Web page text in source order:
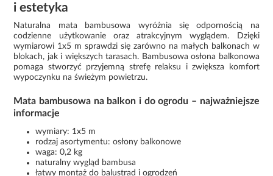
i estetyka
Naturalna mata bambusowa wyróżnia się odpornością na
codzienne użytkowanie oraz atrakcyjnym wyglądem. Dzięki
wymiarowi 1x5 m sprawdzi się zarówno na małych balkonach w
blokach, jak i większych tarasach. Bambusowa osłona balkonowa
pomaga stworzyć przyjemną strefę relaksu i zwiększa komfort
wypoczynku na świeżym powietrzu.
Mata bambusowa na balkon i do ogrodu – najważniejsze
informacje
wymiary: 1x5 m
rodzaj asortymentu: osłony balkonowe
waga: 0,2 kg
naturalny wygląd bambusa
łatwy montaż do balustrad i ogrodzeń